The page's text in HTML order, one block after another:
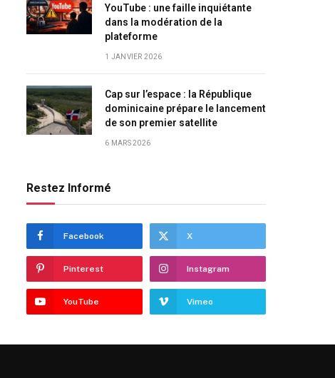
YouTube : une faille inquiétante
dans la modération de la
plateforme
1 JANVIER 2026
Cap sur l’espace : la République
dominicaine prépare le lancement
de son premier satellite
6 MARS 2026
Restez Informé
Facebook X
Pinterest Instagram
YouTube Vimeo